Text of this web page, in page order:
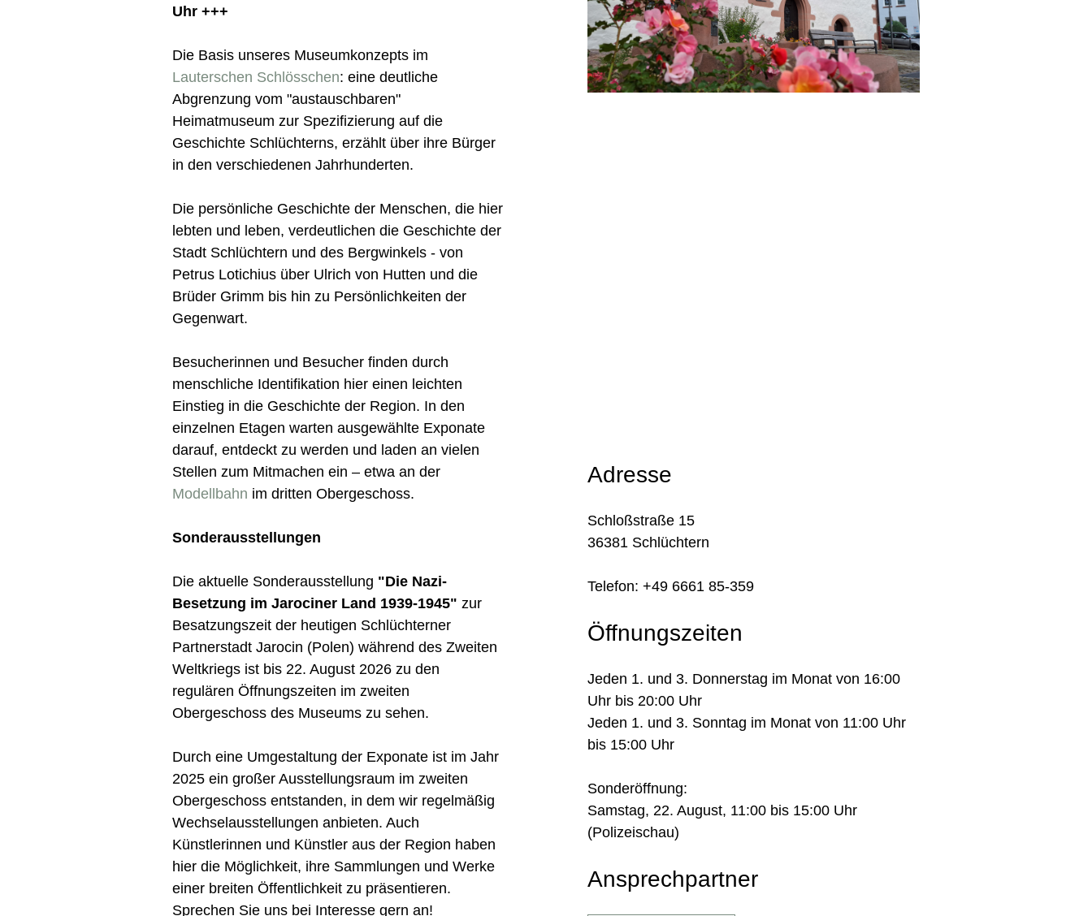
Uhr +++
Die Basis unseres Museumkonzepts im
Lauterschen Schlösschen: eine deutliche
Abgrenzung vom "austauschbaren"
Heimatmuseum zur Spezifizierung auf die
Geschichte Schlüchterns, erzählt über ihre Bürger
in den verschiedenen Jahrhunderten.
Die persönliche Geschichte der Menschen, die hier
lebten und leben, verdeutlichen die Geschichte der
Stadt Schlüchtern und des Bergwinkels - von
Petrus Lotichius über Ulrich von Hutten und die
Brüder Grimm bis hin zu Persönlichkeiten der
Gegenwart.
Besucherinnen und Besucher finden durch
menschliche Identifikation hier einen leichten
Einstieg in die Geschichte der Region. In den
einzelnen Etagen warten ausgewählte Exponate
darauf, entdeckt zu werden und laden an vielen
Stellen zum Mitmachen ein – etwa an der
Modellbahn im dritten Obergeschoss.
Sonderausstellungen
Die aktuelle Sonderausstellung "Die Nazi-
Besetzung im Jarociner Land 1939-1945" zur
Besatzungszeit der heutigen Schlüchterner
Partnerstadt Jarocin (Polen) während des Zweiten
Weltkriegs ist bis 22. August 2026 zu den
regulären Öffnungszeiten im zweiten
Obergeschoss des Museums zu sehen.
Durch eine Umgestaltung der Exponate ist im Jahr
2025 ein großer Ausstellungsraum im zweiten
Obergeschoss entstanden, in dem wir regelmäßig
Wechselausstellungen anbieten. Auch
Künstlerinnen und Künstler aus der Region haben
hier die Möglichkeit, ihre Sammlungen und Werke
einer breiten Öffentlichkeit zu präsentieren.
Sprechen Sie uns bei Interesse gern an!
Adresse
Schloßstraße 15
36381 Schlüchtern
Telefon: +49 6661 85-359
Öffnungszeiten
Jeden 1. und 3. Donnerstag im Monat von 16:00
Uhr bis 20:00 Uhr
Jeden 1. und 3. Sonntag im Monat von 11:00 Uhr
bis 15:00 Uhr
Sonderöffnung:
Samstag, 22. August, 11:00 bis 15:00 Uhr
(Polizeischau)
Ansprechpartner